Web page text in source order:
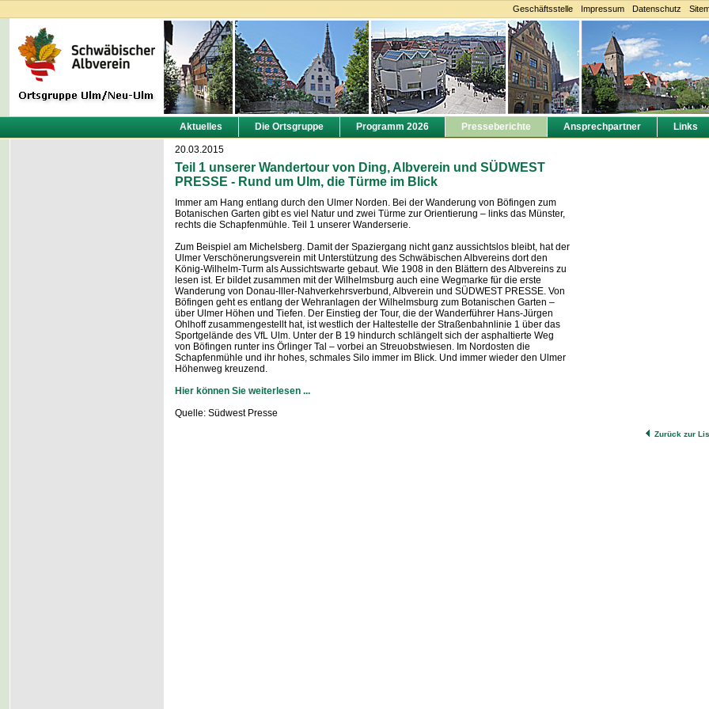
Aktuelles Die Ortsgruppe Programm 2026 Presseberichte Ansprechpartner Links
Geschäftsstelle Impressum Datenschutz
20.03.2015
Teil 1 unserer Wandertour von Ding, Albverein und SÜDWEST
PRESSE - Rund um Ulm, die Türme im Blick
Immer am Hang entlang durch den Ulmer Norden. Bei der Wanderung von Böfingen zum
Botanischen Garten gibt es viel Natur und zwei Türme zur Orientierung – links das Münster,
rechts die Schapfenmühle. Teil 1 unserer Wanderserie.
Zum Beispiel am Michelsberg. Damit der Spaziergang nicht ganz aussichtslos bleibt, hat der
Ulmer Verschönerungsverein mit Unterstützung des Schwäbischen Albvereins dort den
König-Wilhelm-Turm als Aussichtswarte gebaut. Wie 1908 in den Blättern des Albvereins zu
lesen ist. Er bildet zusammen mit der Wilhelmsburg auch eine Wegmarke für die erste
Wanderung von Donau-lller-Nahverkehrsverbund, Albverein und SÜDWEST PRESSE. Von
Böfingen geht es entlang der Wehranlagen der Wilhelmsburg zum Botanischen Garten –
über Ulmer Höhen und Tiefen. Der Einstieg der Tour, die der Wanderführer Hans-Jürgen
Ohlhoff zusammengestellt hat, ist westlich der Haltestelle der Straßenbahnlinie 1 über das
Sportgelände des VfL Ulm. Unter der B 19 hindurch schlängelt sich der asphaltierte Weg
von Böfingen runter ins Örlinger Tal – vorbei an Streuobstwiesen. Im Nordosten die
Schapfenmühle und ihr hohes, schmales Silo immer im Blick. Und immer wieder den Ulmer
Höhenweg kreuzend.
Hier können Sie weiterlesen ...
Quelle: Südwest Presse
Zurück zur